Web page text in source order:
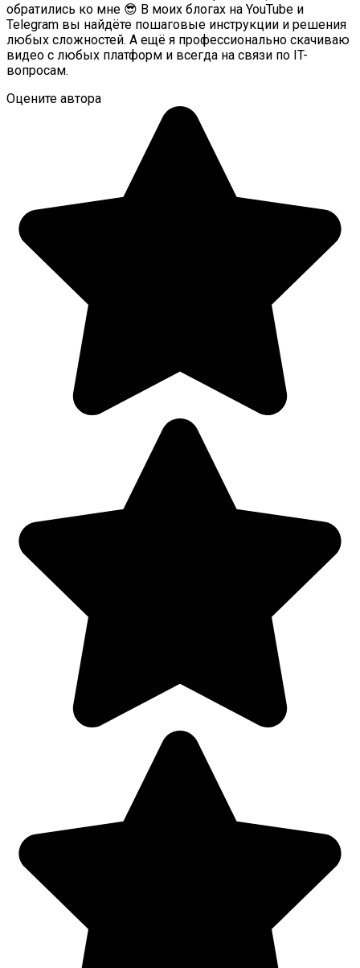
обратились ко мне 😎 В моих блогах на YouTube и
Telegram вы найдёте пошаговые инструкции и решения
любых сложностей. А ещё я профессионально скачиваю
видео с любых платформ и всегда на связи по IT-
вопросам.
Оцените автора